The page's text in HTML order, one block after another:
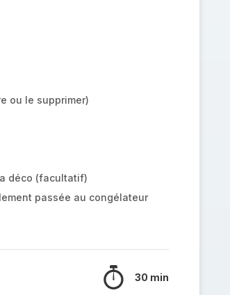
ou le supprimer)
déco (facultatif)
passée au congélateur
30 min